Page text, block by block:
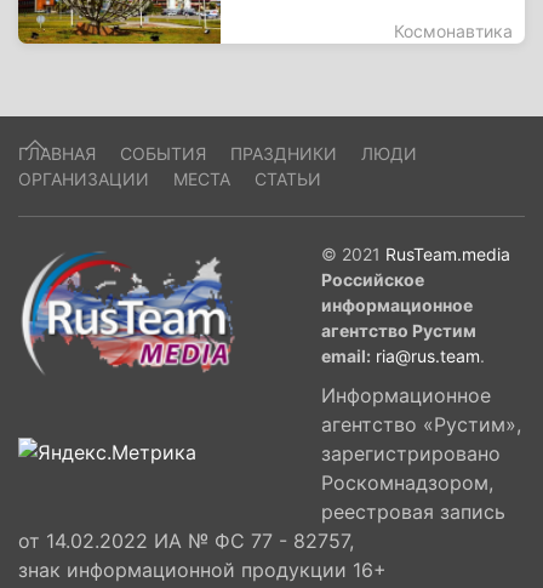
Космонавтика
ГЛАВНАЯ СОБЫТИЯ ПРАЗДНИКИ
ЛЮДИ
ОРГАНИЗАЦИИ
МЕСТА СТАТЬИ
© 2021 RusTeam.media
Российское
информационное
агентство Рустим
email: ria@rus.team.
Информационное
агентство «Рустим»,
зарегистрировано
Роскомнадзором,
реестровая запись
от 14.02.2022 ИА № ФС 77 - 82757,
знак информационной продукции 16+